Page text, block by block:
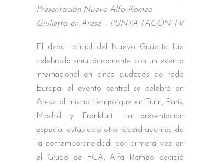
Presentación Nuevo Alfa Romeo
Giulietta en Arese – PUNTA TACÓN TV
El debut oficial del Nuevo Giulietta fue
celebrado simultáneamente con un evento
internacional en cinco ciudades de toda
Europa: el evento central se celebró en
Arese al mismo tiempo que en Turín, París,
Madrid y Frankfurt. La presentación
especial estableció otro récord además de
la contemporaneidad: por primera vez en
el Grupo de FCA, Alfa Romeo decidió